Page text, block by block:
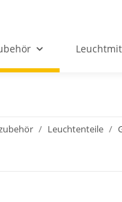
Leuchtenteile